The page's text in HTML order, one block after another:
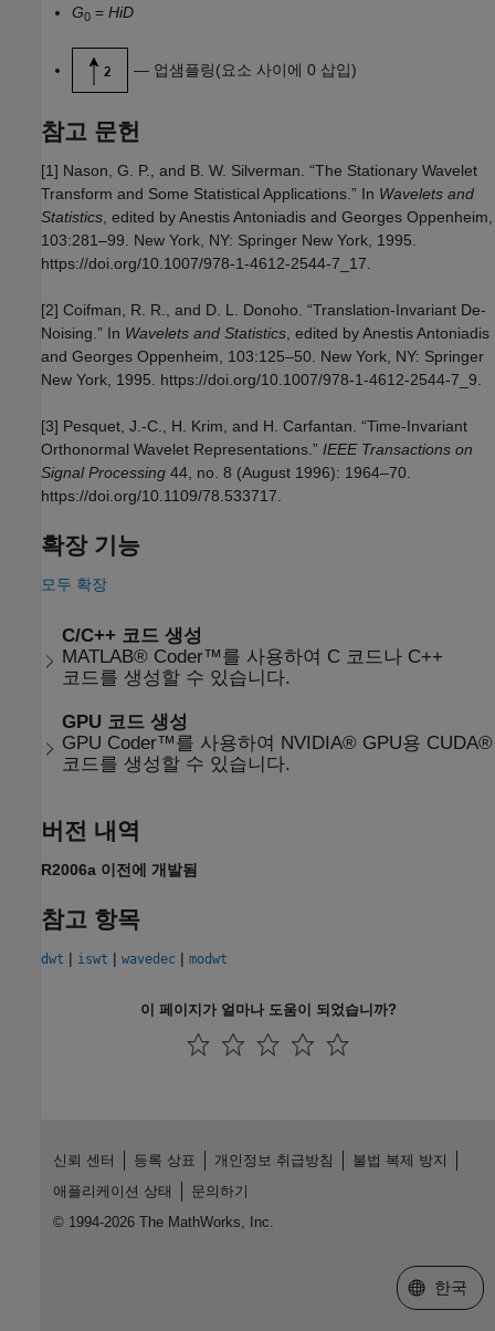
G0 = HiD
— 업샘플링(요소 사이에 0 삽입)
참고 문헌
[1] Nason, G. P., and B. W. Silverman. “The Stationary Wavelet
Transform and Some Statistical Applications.” In Wavelets and
Statistics, edited by Anestis Antoniadis and Georges Oppenheim,
103:281–99. New York, NY: Springer New York, 1995.
https://doi.org/10.1007/978-1-4612-2544-7_17.
[2] Coifman, R. R., and D. L. Donoho. “Translation-Invariant De-
Noising.” In Wavelets and Statistics, edited by Anestis Antoniadis
and Georges Oppenheim, 103:125–50. New York, NY: Springer
New York, 1995. https://doi.org/10.1007/978-1-4612-2544-7_9.
[3] Pesquet, J.-C., H. Krim, and H. Carfantan. “Time-Invariant
Orthonormal Wavelet Representations.” IEEE Transactions on
Signal Processing 44, no. 8 (August 1996): 1964–70.
https://doi.org/10.1109/78.533717.
확장 기능
모두 확장
C/C++ 코드 생성
MATLAB® Coder™를 사용하여 C 코드나 C++
코드를 생성할 수 있습니다.
GPU 코드 생성
GPU Coder™를 사용하여 NVIDIA® GPU용 CUDA®
코드를 생성할 수 있습니다.
버전 내역
R2006a 이전에 개발됨
참고 항목
dwt | iswt | wavedec | modwt
이 페이지가 얼마나 도움이 되었습니까?
신뢰 센터 등록 상표 개인정보 취급방침
불법 복제 방지
애플리케이션 상태
문의하기
© 1994-2026 The MathWorks, Inc.
웹사이트
한국